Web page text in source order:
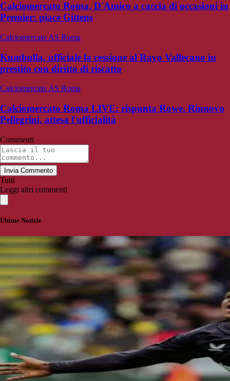
Calciomercato Roma, D'Amico a caccia di occasioni in
Premier: piace Gittens
Calciomercato AS Roma
Kumbulla, ufficiale la cessione al Rayo Vallecano in
prestito con diritto di riscatto
Calciomercato AS Roma
Calciomercato Roma LIVE: rispunta Rowe. Rinnovo
Pellegrini, attesa l'ufficialità
Commenti
Invia Commento
Tutti
Leggi altri commenti
Ultime Notizie